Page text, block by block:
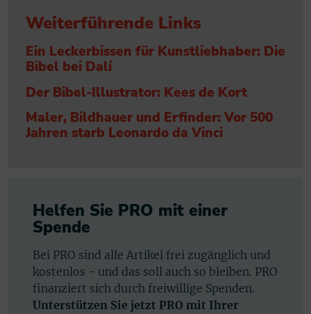
Weiterführende Links
Ein Leckerbissen für Kunstliebhaber: Die
Bibel bei Dalí
Der Bibel-Illustrator: Kees de Kort
Maler, Bildhauer und Erfinder: Vor 500
Jahren starb Leonardo da Vinci
Helfen Sie PRO mit einer
Spende
Bei PRO sind alle Artikel frei zugänglich und
kostenlos - und das soll auch so bleiben. PRO
finanziert sich durch freiwillige Spenden.
Unterstützen Sie jetzt PRO mit Ihrer